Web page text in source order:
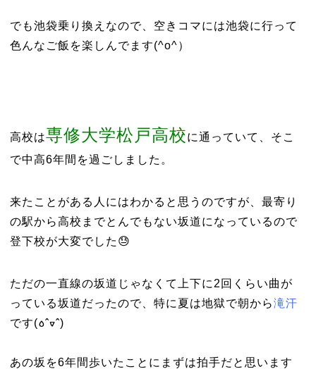
でも池袋乗り換えなので、空きコマには池袋に行って
色んなご飯を楽しんでます(^o^）
高校は専修大学松戸高校に通っていて、そこ
で中高6年間を過ごしました。
来たことがある人にはわかると思うのですが、最寄り
の駅から高校までとんでもない坂道になっているので
登下校が大変でした😓
ただの一直線の坂道じゃなくて上下に2回くらい曲が
っている坂道だったので、特に夏は地獄で朝から滝汗
です(꧞ˆᢦˆ)
あの坂を6年間歩いたことにまずは拍手だと思います